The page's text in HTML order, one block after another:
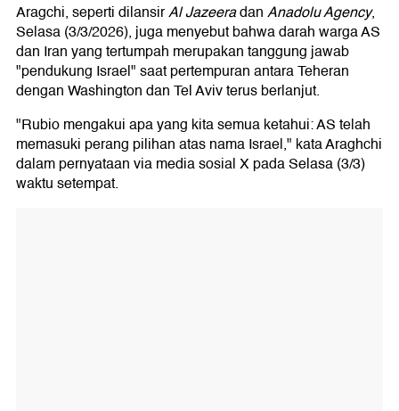
Aragchi, seperti dilansirAl JazeeradanAnadolu Agency,
Selasa (3/3/2026), juga menyebut bahwa darah warga AS
dan Iran yang tertumpah merupakan tanggung jawab
"pendukung Israel" saat pertempuran antara Teheran
dengan Washington dan Tel Aviv terus berlanjut.
"Rubio mengakui apa yang kita semua ketahui: AS telah
memasuki perang pilihan atas nama Israel," kata Araghchi
dalam pernyataan via media sosial X pada Selasa (3/3)
waktu setempat.